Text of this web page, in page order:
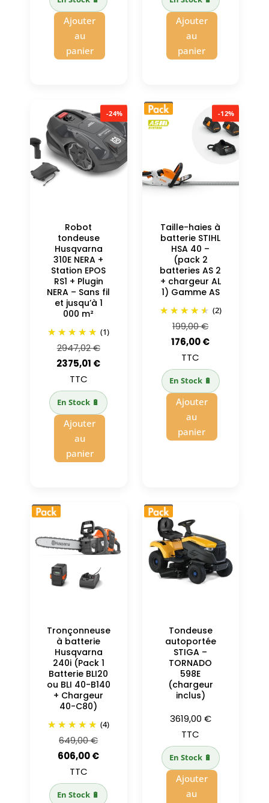
1999,00 €.
est :
Ajouter
au
panier
1699,00 €.
est :
Ajouter
au
panier
-24%
Robot
tondeuse
Husqvarna
310E NERA +
Station EPOS
RS1 + Plugin
NERA – Sans fil
et jusqu’à 1
000 m²
(1)
2947,02€Le
prix
était :
2947,02 €.
2375,01 €Le
actuel
est :
TTC
En Stock 🔋
Ajouter
au
panier
-12%
Taille-haies à
batterie STIHL
HSA 40 –
(pack 2
batteries AS 2
+ chargeur AL
1) Gamme AS
(2)
199,00€Le
prix
était :
199,00 €.
176,00€Le
actuel
est :
TTC
En Stock 🔋
Ajouter
au
panier
Tronçonneuse
à batterie
Husqvarna
240i (Pack 1
Batterie BLI20
ou BLI 40-B140
+ Chargeur
40-C80)
(4)
649,00€Le
prix
était :
606,00€Le
actuel
TTC
En Stock 🔋
Tondeuse
autoportée
STIGA –
TORNADO
598E
(chargeur
inclus)
3619,00 €
TTC
En Stock 🔋
Ajouter
au